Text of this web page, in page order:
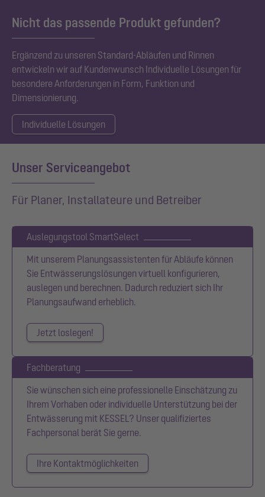
Nicht das passende Produkt gefunden?
Ergänzend zu unseren Standard-Abläufen und Rinnen
entwickeln wir auf Kundenwunsch Individuelle Lösungen für
besondere Anforderungen in Form, Funktion und
Dimensionierung.
Individuelle Lösungen
Unser Serviceangebot
Für Planer, Installateure und Betreiber
Auslegungstool SmartSelect
Mit unserem Planungsassistenten für Abläufe können
Sie Entwässerungslösungen virtuell konfigurieren,
auslegen und berechnen. Dadurch reduziert sich Ihr
Planungsaufwand erheblich.
Jetzt loslegen!
Fachberatung
Sie wünschen sich eine professionelle Einschätzung zu
Ihrem Vorhaben oder individuelle Unterstützung bei der
Entwässerung mit KESSEL? Unser qualifiziertes
Fachpersonal berät Sie gerne.
Ihre Kontaktmöglichkeiten